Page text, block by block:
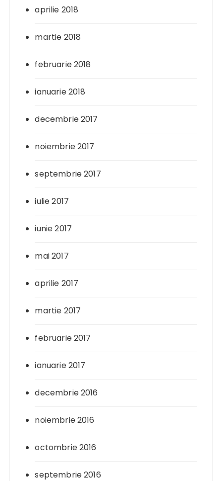
aprilie 2018
martie 2018
februarie 2018
ianuarie 2018
decembrie 2017
noiembrie 2017
septembrie 2017
iulie 2017
iunie 2017
mai 2017
aprilie 2017
martie 2017
februarie 2017
ianuarie 2017
decembrie 2016
noiembrie 2016
octombrie 2016
septembrie 2016